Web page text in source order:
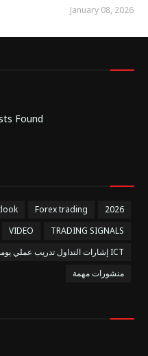
January 08, 2026
Found
2026
Forex trading
TRADING SIGNALS
VIDEO
إشارات التداول تدريب عملي يومي بالـ ICT
منشورات مهمة